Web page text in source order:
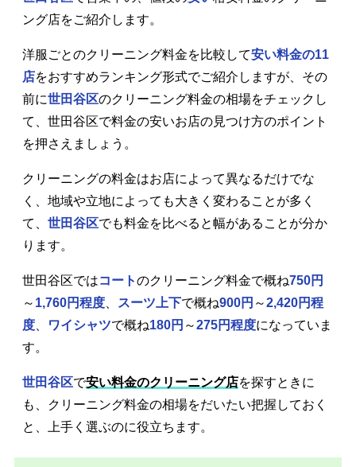
ング店をご紹介します。
洋服ごとのクリーニング料金を比較して安い料金の11
店をおすすめランキング形式でご紹介しますが、その
前に世田谷区のクリーニング料金の相場をチェックし
て、世田谷区で料金の安いお店の見つけ方のポイント
を押さえましょう。
クリーニングの料金はお店によって異なるだけでな
く、地域や立地によっても大きく変わることが多く
て、 世田谷区でも料金を比べると幅があることが分か
ります。
世田谷区ではコートのクリーニング料金で概ね750円
～ 1,760円程度 スーツ上下で概ね900円 ～2,420円程
度
ワイシャツで概ね180円 ～275円程度になっていま
す。
世田谷区で安い料金のクリーニング店を探すときに
も、クリーニング料金の相場をだいたい把握しておく
と、上手く選ぶのに役立ちます。